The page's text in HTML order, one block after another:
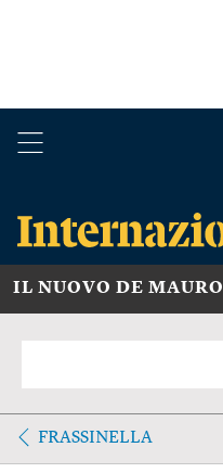
IL NUOVO DE MAURO
FRASSINELLA